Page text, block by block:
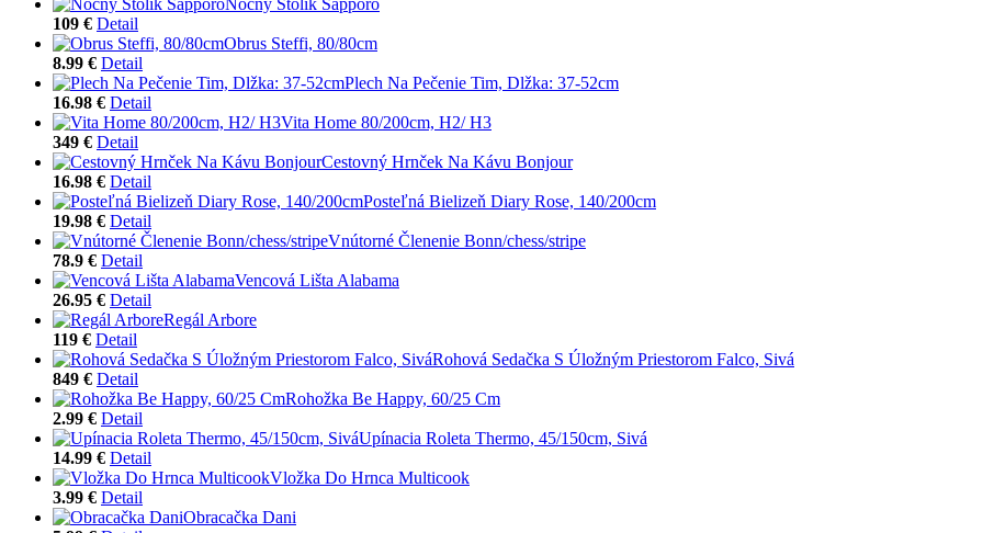
109 € Detail
Obrus Steffi, 80/80cm
8.99 € Detail
Plech Na Pečenie Tim, Dlžka: 37-52cm
16.98 € Detail
Vita Home 80/200cm, H2/ H3
349 € Detail
Cestovný Hrnček Na Kávu Bonjour
16.98 € Detail
Posteľná Bielizeň Diary Rose, 140/200cm
19.98 € Detail
Vnútorné Členenie Bonn/chess/stripe
78.9 € Detail
Vencová Lišta Alabama
26.95 € Detail
Regál Arbore
119 € Detail
Rohová Sedačka S Úložným Priestorom Falco, Sivá
849 € Detail
Rohožka Be Happy, 60/25 Cm
2.99 € Detail
Upínacia Roleta Thermo, 45/150cm, Sivá
14.99 € Detail
Vložka Do Hrnca Multicook
3.99 € Detail
Obracačka Dani